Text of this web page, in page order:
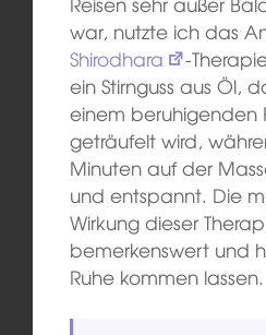
war, nutzte ich das
Shirodhara
-
ein Stirnguss aus Öl,
einem beruhigenden
geträufelt wird,
Minuten auf der
und entspannt. Die
Wirkung dieser
bemerkenswert und
Ruhe kommen lassen.